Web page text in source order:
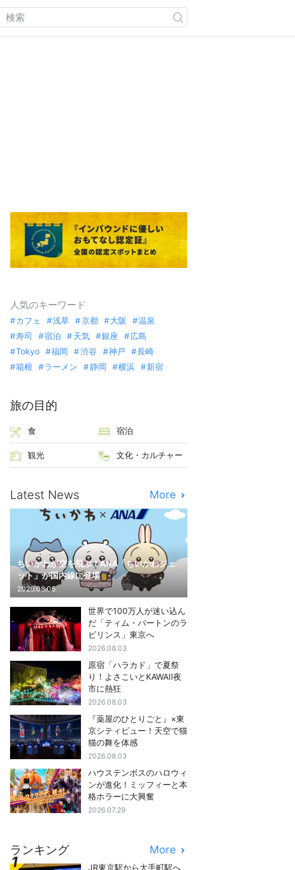
人気のキーワード
カフェ 浅草 京都 大阪
温泉
寿司
宿泊 天気 銀座
広島
Tokyo
福岡 渋谷 神戸
長崎
箱根
ラーメン 静岡 横浜 新宿
旅の目的
食 宿泊
観光 文化・カルチャー
Latest News More
ちいかわが空を飛ぶ！ANA「ちいかわジェ
ット」が国内線に登場
2026.08.05
世界で100万人が迷い込ん
だ「ティム・バートンのラ
ビリンス」東京へ
2026.08.03
原宿「ハラカド」で夏祭
り！よさこいとKAWAII夜
市に熱狂
2026.08.03
『薬屋のひとりごと』×東
京シティビュー！天空で猫
猫の舞を体感
2026.08.03
ハウステンボスのハロウィ
ンが進化！ミッフィーと本
格ホラーに大興奮
2026.07.29
ランキング More
JR東京駅から大手町駅へ